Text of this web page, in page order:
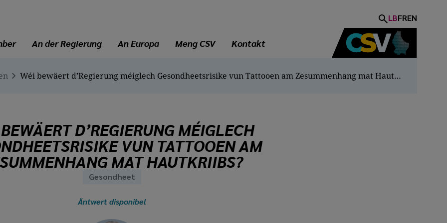
LBFREN
An der Regierung An Europa Meng CSV Kontakt
Wéi bewäert d’Regierung méiglech Gesondheetsrisike vun Tattooen am Zesummenhang mat Hautkriibs?
D’REGIERUNG MÉIGLECH
VUN TATTOOEN AM
MAT HAUTKRIIBS?
Gesondheet
Äntwert disponibel